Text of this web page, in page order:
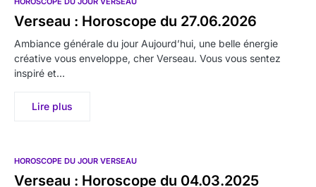
Verseau : Horoscope du 27.06.2026
Ambiance générale du jour Aujourd’hui, une belle énergie
créative vous enveloppe, cher Verseau. Vous vous sentez
inspiré et…
Lire plus
HOROSCOPE DU JOUR VERSEAU
Verseau : Horoscope du 04.03.2025